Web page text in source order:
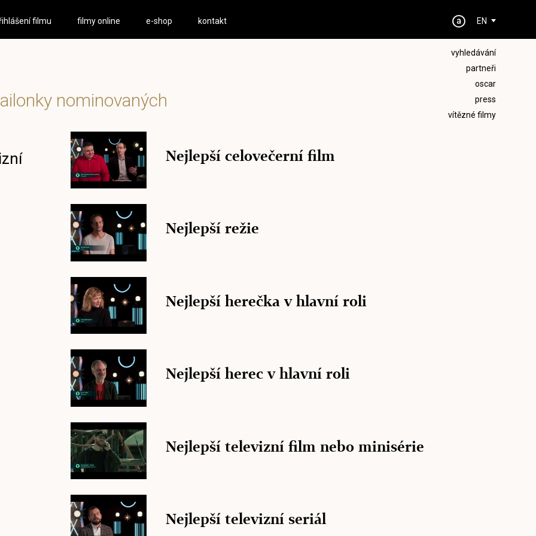
filmu filmy online e-shop kontakt EN
vyhledávání
partneři
oscar
press
vítězné filmy
nominovaných
Nejlepší celovečerní film
Nejlepší režie
Nejlepší herečka v hlavní roli
Nejlepší herec v hlavní roli
Nejlepší televizní film nebo minisérie
Nejlepší televizní seriál